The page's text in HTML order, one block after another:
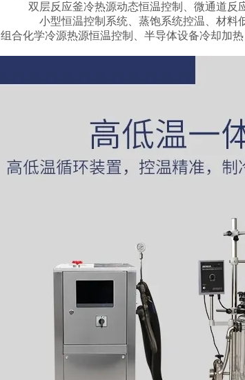
双层反应釜冷热源动态恒温控制、微通道反
小型恒温控制系统、蒸饱系统控温、材料
组合化学冷源热源恒温控制、半导体设备冷却加